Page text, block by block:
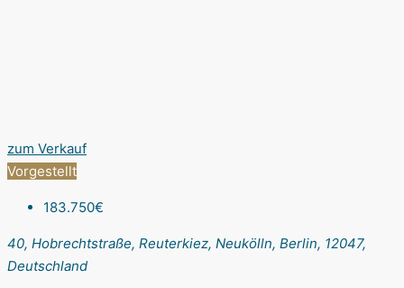
zum Verkauf
Vorgestellt
183.750€
40, Hobrechtstraße, Reuterkiez, Neukölln, Berlin, 12047,
Deutschland